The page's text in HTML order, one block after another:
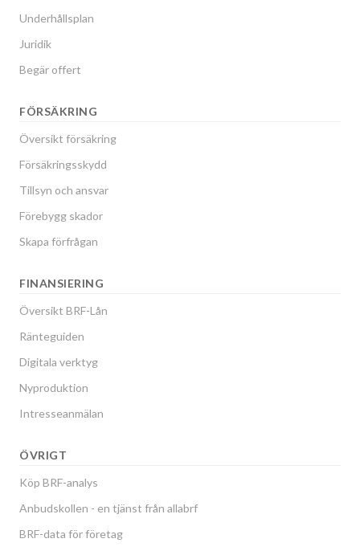
Underhållsplan
Juridik
Begär offert
FÖRSÄKRING
Översikt försäkring
Försäkringsskydd
Tillsyn och ansvar
Förebygg skador
Skapa förfrågan
FINANSIERING
Översikt BRF-Lån
Ränteguiden
Digitala verktyg
Nyproduktion
Intresseanmälan
ÖVRIGT
Köp BRF-analys
Anbudskollen - en tjänst från allabrf
BRF-data för företag